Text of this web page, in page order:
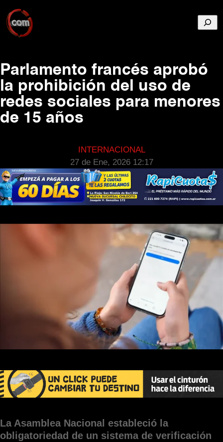
Parlamento francés aprobó
la prohibición del uso de
redes sociales para menores
de 15 años
INTERNACIONAL
27 de Ene, 2026 12:17
La Asamblea Nacional estableció la
obligatoriedad de un sistema de verificación